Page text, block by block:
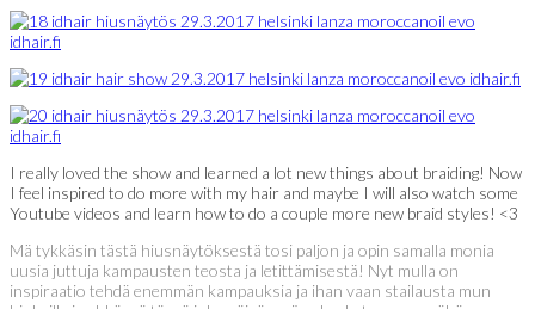
I really loved the show and learned a lot new things about braiding! Now
I feel inspired to do more with my hair and maybe I will also watch some
Youtube videos and learn how to do a couple more new braid styles! <3
Mä tykkäsin tästä hiusnäytöksestä tosi paljon ja opin samalla monia
uusia juttuja kampausten teosta ja letittämisestä! Nyt mulla on
inspiraatio tehdä enemmän kampauksia ja ihan vaan stailausta mun